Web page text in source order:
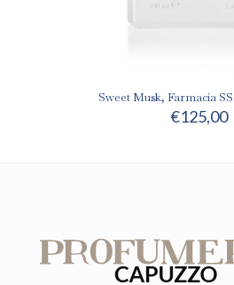
Sweet Musk, Farmacia
€125,00